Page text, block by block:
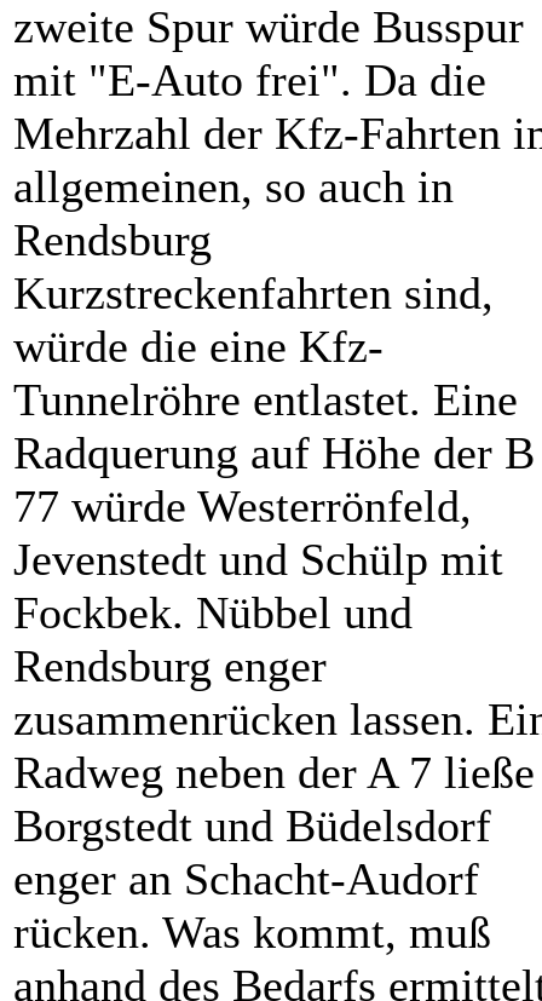
zweite Spur würde Busspur
mit "E-Auto frei". Da die
Mehrzahl der Kfz-Fahrten
allgemeinen, so auch in
Rendsburg
Kurzstreckenfahrten sind,
würde die eine Kfz-
Tunnelröhre entlastet. Eine
Radquerung auf Höhe der B
77 würde Westerrönfeld,
Jevenstedt und Schülp mit
Fockbek. Nübbel und
Rendsburg enger
zusammenrücken lassen.
Radweg neben der A 7 ließe
Borgstedt und Büdelsdorf
enger an Schacht-Audorf
rücken. Was kommt, muß
anhand des Bedarfs